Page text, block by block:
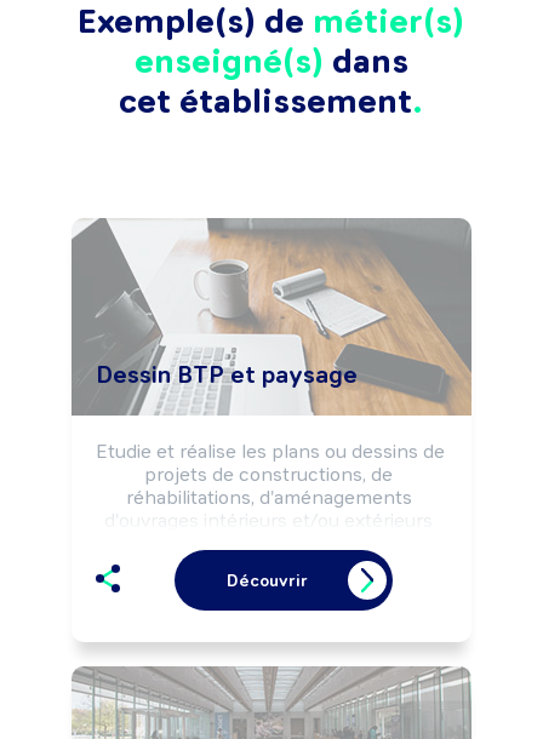
Exemple(s) de métier(s)
enseigné(s) dans
cet établissement
Dessin BTP et paysage
Etudie et réalise les plans ou dessins de
projets de constructions, de
réhabilitations, d'aménagements
d'ouvrages intérieurs et/ou extérieurs
architecturales retenues et la
réglementation.
Peut coordonner une équipe.
Découvrir